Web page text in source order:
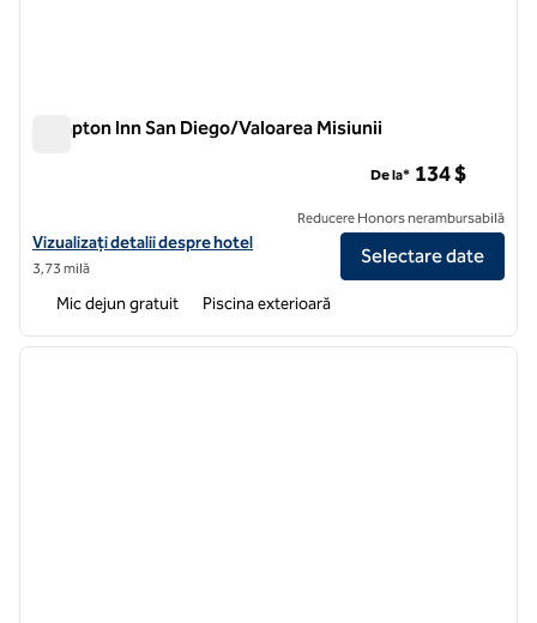
Hampton Inn San Diego/Valoarea Misiunii
Vizualizați detaliile hotelului Hampton Inn San Diego/Mission Valley
Vizualizați detalii despre hotel
3,73 milă
De la* 134 $
Reducere Honors nerambursabilă
Selectare date
Mic dejun gratuit Piscina exterioară
1 din 12